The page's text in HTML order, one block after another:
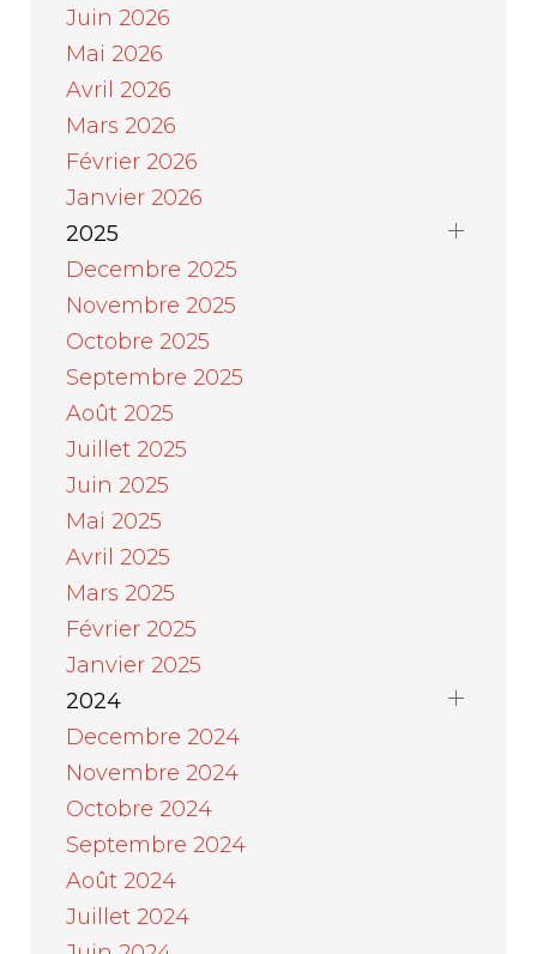
Juin 2026
Mai 2026
Avril 2026
Mars 2026
Février 2026
Janvier 2026
2025
Decembre 2025
Novembre 2025
Octobre 2025
Septembre 2025
Août 2025
Juillet 2025
Juin 2025
Mai 2025
Avril 2025
Mars 2025
Février 2025
Janvier 2025
2024
Decembre 2024
Novembre 2024
Octobre 2024
Septembre 2024
Août 2024
Juillet 2024